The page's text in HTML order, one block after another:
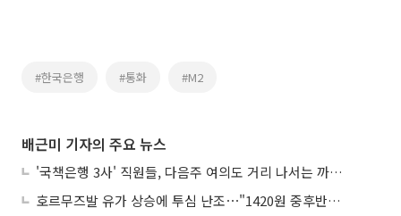
#한국은행 #통화 #M2
배근미 기자의 주요 뉴스
'국책은행 3사' 직원들, 다음주 여의도 거리 나서는 까닭은
호르무즈발 유가 상승에 투심 난조⋯"1420원 중후반 등락"